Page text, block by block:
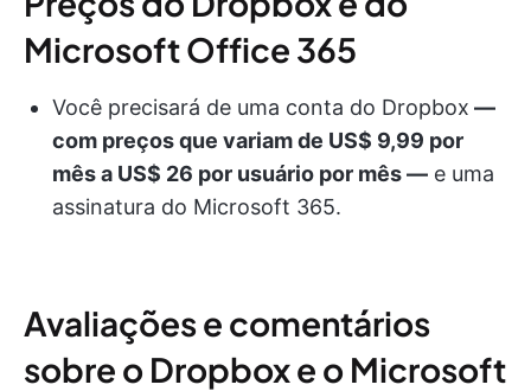
Microsoft Office 365
Você precisará de uma conta do Dropbox —
com preços que variam de US$ 9,99 por
mês a US$ 26 por usuário por mês — e uma
assinatura do Microsoft 365.
Avaliações e comentários
sobre o Dropbox e o Microsoft